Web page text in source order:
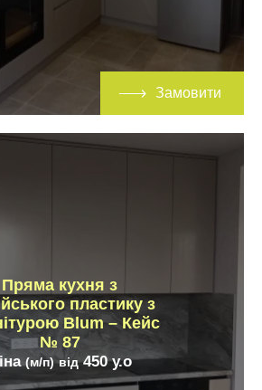
Замовити
Пряма кухня з
пластику з
Blum – Кейс
№ 87
(м/п) від450у.о